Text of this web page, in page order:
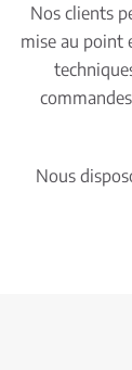
Nos clients
mise au point
Nous